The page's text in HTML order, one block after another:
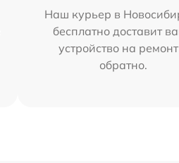
Наш курьер в
бесплатно доставит
устройство на
обратно.